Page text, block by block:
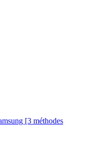
[3 méthodes